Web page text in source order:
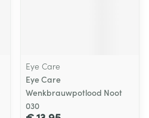
Eye Care
Eye Care
Wenkbrauwpotlood Noot
030